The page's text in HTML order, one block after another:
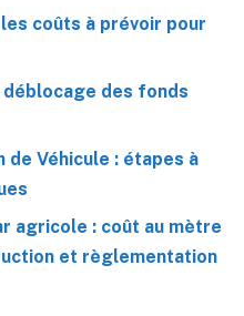
coûts à prévoir pour
des fonds
Véhicule : étapes à
agricole : coût au mètre
et règlementation